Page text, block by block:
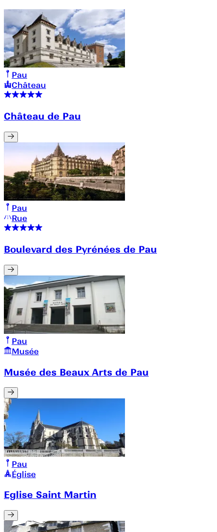
Pau
Château
Château de Pau
Pau
Rue
Boulevard des Pyrénées de Pau
Pau
Musée
Musée des Beaux Arts de Pau
Pau
Église
Eglise Saint Martin